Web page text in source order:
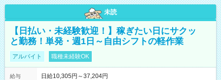
未読
【日払い・未経験歓迎！】稼ぎたい日にサクッ
と勤務！単発・週1日～自由シフトの軽作業
アルバイト 職種未経験OK
給与
日給10,305円～37,204円